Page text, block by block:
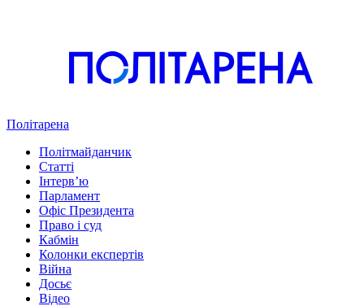
Політарена
Політмайданчик
Статті
Інтервʼю
Парламент
Офіс Президента
Право і суд
Кабмін
Колонки експертів
Війна
Досьє
Відео